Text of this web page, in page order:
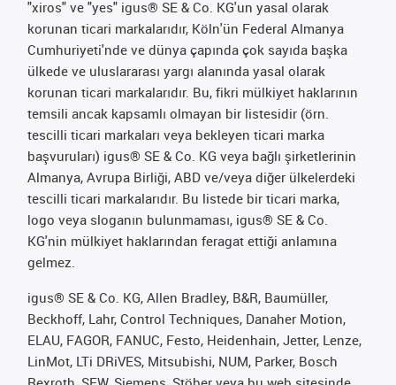
"xiros" ve "yes" igus® SE & Co. KG'un yasal olarak
korunan ticari markalarıdır, Köln'ün Federal Almanya
Cumhuriyeti'nde ve dünya çapında çok sayıda başka
ülkede ve uluslararası yargı alanında yasal olarak
korunan ticari markalarıdır. Bu, fikri mülkiyet haklarının
temsili ancak kapsamlı olmayan bir listesidir (örn.
tescilli ticari markaları veya bekleyen ticari marka
başvuruları) igus® SE & Co. KG veya bağlı şirketlerinin
Almanya, Avrupa Birliği, ABD ve/veya diğer ülkelerdeki
tescilli ticari markalarıdır. Bu listede bir ticari marka,
logo veya sloganın bulunmaması, igus® SE & Co.
KG'nin mülkiyet haklarından feragat ettiği anlamına
gelmez.
igus® SE & Co. KG, Allen Bradley, B&R, Baumüller,
Beckhoff, Lahr, Control Techniques, Danaher Motion,
ELAU, FAGOR, FANUC, Festo, Heidenhain, Jetter, Lenze,
LinMot, LTi DRiVES, Mitsubishi, NUM, Parker, Bosch